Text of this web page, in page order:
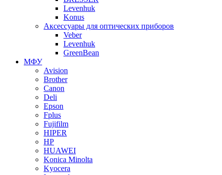
Levenhuk
Konus
Аксессуары для оптических приборов
Veber
Levenhuk
GreenBean
МФУ
Avision
Brother
Canon
Deli
Epson
Fplus
Fujifilm
HIPER
HP
HUAWEI
Konica Minolta
Kyocera